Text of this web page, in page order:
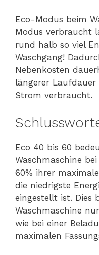
Eco-Modus beim
Modus verbraucht
rund halb so viel
Waschgang!
Nebenkosten
längerer Laufdauer
Strom verbraucht.
Eco 40 bis 60
Waschmaschine
60% ihrer
die niedrigste
eingestellt ist. Dies
Waschmaschine
wie bei einer
maximalen